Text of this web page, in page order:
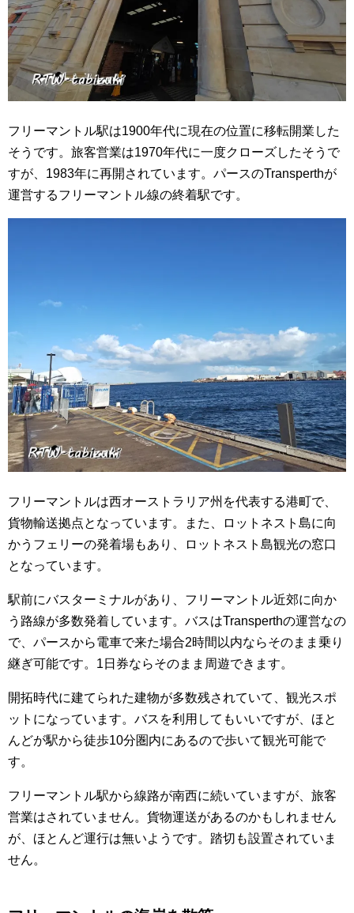
フリーマントル駅は1900年代に現在の位置に移転開業した
そうです。旅客営業は1970年代に一度クローズしたそうで
すが、1983年に再開されています。パースのTransperthが
運営するフリーマントル線の終着駅です。
フリーマントルは西オーストラリア州を代表する港町で、
貨物輸送拠点となっています。また、ロットネスト島に向
かうフェリーの発着場もあり、ロットネスト島観光の窓口
となっています。
駅前にバスターミナルがあり、フリーマントル近郊に向か
う路線が多数発着しています。バスはTransperthの運営なの
で、パースから電車で来た場合2時間以内ならそのまま乗り
継ぎ可能です。1日券ならそのまま周遊できます。
開拓時代に建てられた建物が多数残されていて、観光スポ
ットになっています。バスを利用してもいいですが、ほと
んどが駅から徒歩10分圏内にあるので歩いて観光可能で
す。
フリーマントル駅から線路が南西に続いていますが、旅客
営業はされていません。貨物運送があるのかもしれません
が、ほとんど運行は無いようです。踏切も設置されていま
せん。